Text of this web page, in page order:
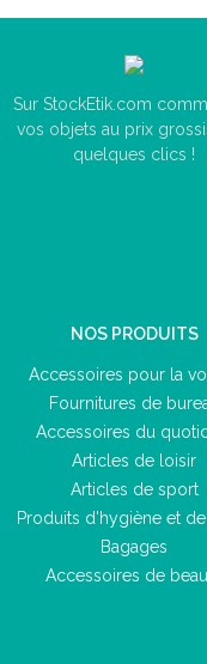
Sur StockEtik.com
vos objets au prix
quelques clics !
NOS PRODUITS
Accessoires pour la
Fournitures de
Accessoires du
Articles de loisir
Articles de sport
Produits d'hygiène et
Bagages
Accessoires de